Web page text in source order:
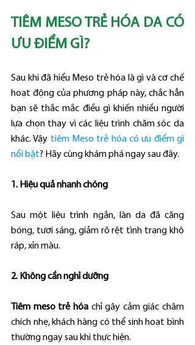
TIÊM MESO TRẺ HÓA DA CÓ
ƯU ĐIỂM GÌ?
Sau khi đã hiểu Meso trẻ hóa là gì và cơ chế
hoạt động của phương pháp này, chắc hẳn
bạn sẽ thắc mắc điều gì khiến nhiều người
lựa chọn thay vì các liệu trình chăm sóc da
khác. Vậy tiêm Meso trẻ hóa có ưu điểm gì
nổi bật? Hãy cùng khám phá ngay sau đây.
1. Hiệu quả nhanh chóng
Sau một liệu trình ngắn, làn da đã căng
bóng, tươi sáng, giảm rõ rệt tình trạng khô
ráp, xỉn màu.
2. Không cần nghỉ dưỡng
Tiêm meso trẻ hóa chỉ gây cảm giác châm
chích nhẹ, khách hàng có thể sinh hoạt bình
thường ngay sau khi thực hiện.